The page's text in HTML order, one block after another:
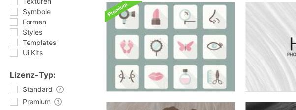
Symbole
Formen
Styles
Templates
Ui Kits
Lizenz-Typ:
Standard
Premium